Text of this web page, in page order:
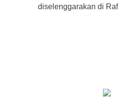
diselenggarakan di